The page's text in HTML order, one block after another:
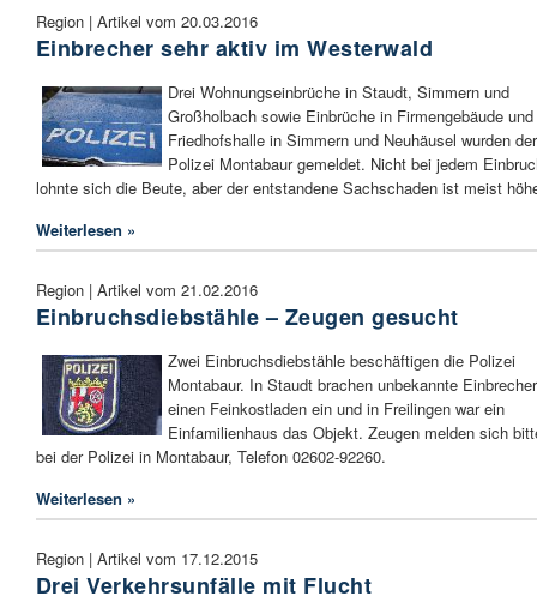
Region | Artikel vom 20.03.2016
Einbrecher sehr aktiv im Westerwald
Drei Wohnungseinbrüche in Staudt, Simmern und
Großholbach sowie Einbrüche in Firmengebäude und
Friedhofshalle in Simmern und Neuhäusel wurden der
Polizei Montabaur gemeldet. Nicht bei jedem
lohnte sich die Beute, aber der entstandene Sachschaden ist meist
Weiterlesen »
Region | Artikel vom 21.02.2016
Einbruchsdiebstähle – Zeugen gesucht
Zwei Einbruchsdiebstähle beschäftigen die Polizei
Montabaur. In Staudt brachen unbekannte
einen Feinkostladen ein und in Freilingen war ein
Einfamilienhaus das Objekt. Zeugen melden sich
bei der Polizei in Montabaur, Telefon 02602-92260.
Weiterlesen »
Region | Artikel vom 17.12.2015
Drei Verkehrsunfälle mit Flucht